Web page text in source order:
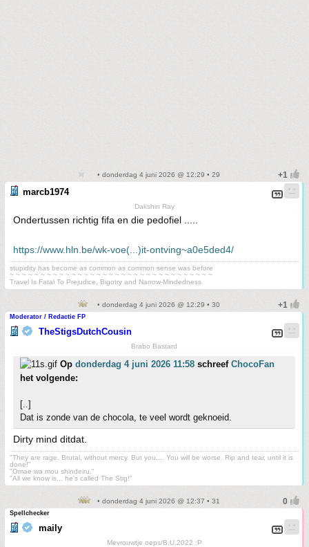
• donderdag 4 juni 2026 @ 12:29 • 29
marcb1974
Dakshin Ray
Ondertussen richtig fifa en die pedofiel .....
https://www.hln.be/wk-voe(...)it-ontving~a0e5ded4/
stupidity has become as common as common sense was before
~ ~ ~ ~ ~ ~ ~ ~ ~ ~ ~ ~ ~ ~ ~ ~ ~ ~ ~ ~ ~ ~ ~ ~ ~ ~ ~ ~ ~ ~ ~ ~ ~
Travel Is Fatal To Prejudice, Bigotry and Narrow-Mindedness
• donderdag 4 juni 2026 @ 12:29 • 30
Moderator / Redactie FP
TheStigsDutchCousin
Brabo Bastard
Op donderdag 4 juni 2026 11:58 schreef ChocoFan
het volgende:
[..]
Dat is zonde van de chocola, te veel wordt geknoeid.
Dirty mind ditdat.
"They are rage. Brutal, without mercy. But you.... You will be worse. Rip and tear, until it is
done!"
"Omae wa mou shindeiru."
"All we know is... he's called The Stig!"
• donderdag 4 juni 2026 @ 12:37 • 31
Spellchecker
maily
Mevrouwtje oeps/B.U.2022 :P